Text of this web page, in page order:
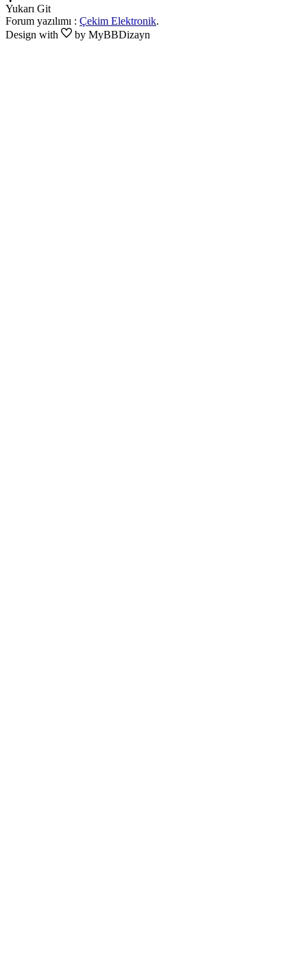
Yukarı Git
Forum yazılımı : Çekim Elektronik.
Design with
by MyBBDizayn